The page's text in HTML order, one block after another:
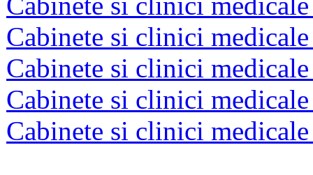
Cabinete si clinici
Cabinete si clinici
Cabinete si clinici
Cabinete si clinici